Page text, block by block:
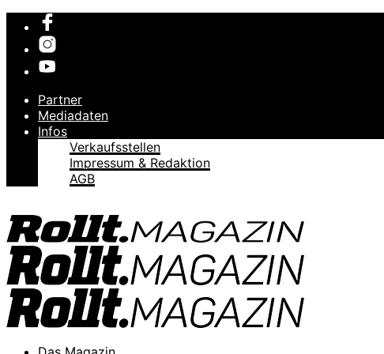
Partner
Mediadaten
Infos
Verkaufsstellen
Impressum & Redaktion
AGB